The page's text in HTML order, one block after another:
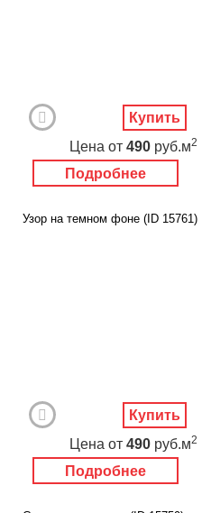
Подробнее
Цена от 490 руб.м2
Купить
Узор на темном фоне (ID 15761)
Подробнее
Цена от 490 руб.м2
Купить